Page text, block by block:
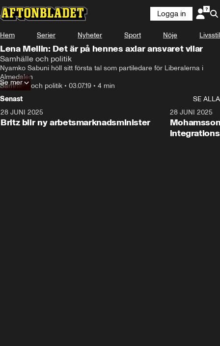
Logga in
Hem Serier Nyheter Sport Nöje Livsstil
Lena Mellin: Det är på hennes axlar ansvaret vilar
Samhälle och politik
Nyamko Sabuni höll sitt första tal som partiledare för Liberalerna i
Almedalen
Samhälle och politik • 03.07.19 • 4 min
Se mer
Senast
SE ALLA
28 JUNI 2025
Britz blir ny arbetsmarknadsminister
28 JUNI 2025